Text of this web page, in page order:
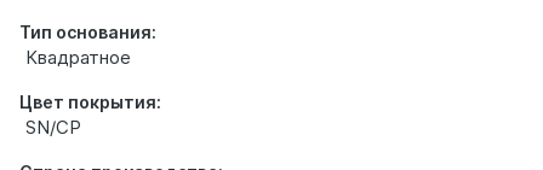
Тип основания:
Квадратное
Цвет покрытия:
SN/CP